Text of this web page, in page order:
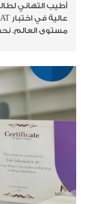
أطيب التهاني
مستوى العالم.